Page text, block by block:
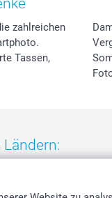
zahlreichen
Tassen,